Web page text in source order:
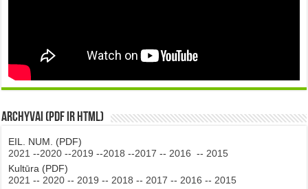
Archyvai (PDF ir HTML)
EIL. NUM. (PDF)
2021 --2020 --2019 --2018 --2017 -- 2016 -- 2015
Kultūra (PDF)
2021 -- 2020 -- 2019 -- 2018 -- 2017 -- 2016 -- 2015